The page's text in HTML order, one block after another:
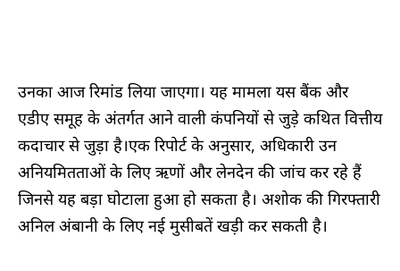
उनका आज रिमांड लिया जाएगा। यह मामला यस बैंक और
एडीए समूह के अंतर्गत आने वाली कंपनियों से जुड़े कथित वित्तीय
कदाचार से जुड़ा है।एक रिपोर्ट के अनुसार, अधिकारी उन
अनियमितताओं के लिए ऋणों और लेनदेन की जांच कर रहे हैं
जिनसे यह बड़ा घोटाला हुआ हो सकता है। अशोक की गिरफ्तारी
अनिल अंबानी के लिए नई मुसीबतें खड़ी कर सकती है।